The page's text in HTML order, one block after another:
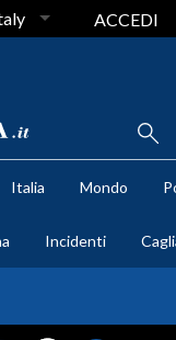
ACCEDI
Italia Mondo
Incidenti